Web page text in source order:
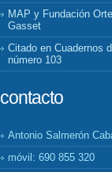
MAP y Fundación
Gasset
Citado en Cuadernos
número 103
contacto
Antonio Salmerón
móvil: 690 855 320